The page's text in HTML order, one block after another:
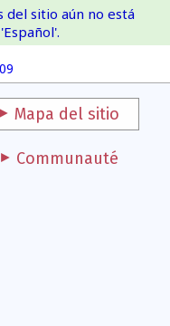
IOI
del sitio aún no está
Mapa del sitio
Communauté